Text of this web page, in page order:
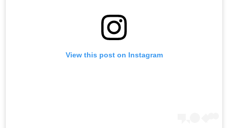
View this post on Instagram